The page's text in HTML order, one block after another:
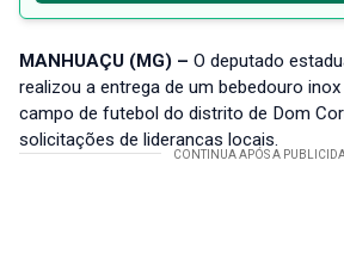
MANHUAÇU (MG) – O deputado
realizou a entrega de um bebedouro
campo de futebol do distrito de Dom
solicitações de lideranças locais.